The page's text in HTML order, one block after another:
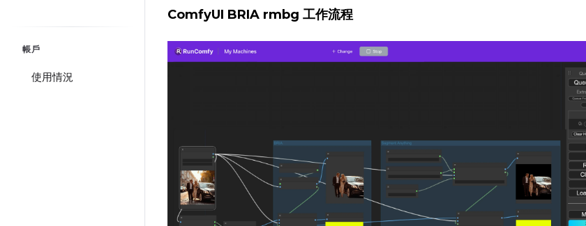
帳戶
使用情況
ComfyUI BRIA rmbg 工作流程